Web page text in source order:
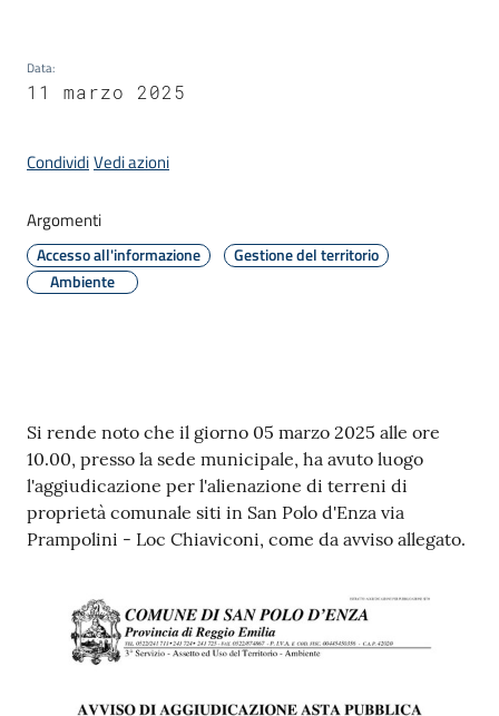
PNRR
gli
Seguici
Data:
11 marzo 2025
CondividiVedi azioni
Argomenti
Accesso all'informazione
Gestione del territorio
Ambiente
Contenuto
Si rende noto che il giorno 05 marzo 2025 alle ore
10.00, presso la sede municipale, ha avuto luogo
l'aggiudicazione per l'alienazione di terreni di
proprietà comunale siti in San Polo d'Enza via
Prampolini - Loc Chiaviconi, come da avviso allegato.